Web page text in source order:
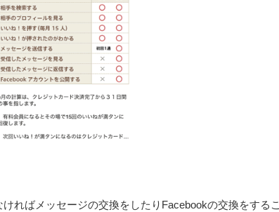
ればメッセージの交換をしたりFacebookの交換をするこ